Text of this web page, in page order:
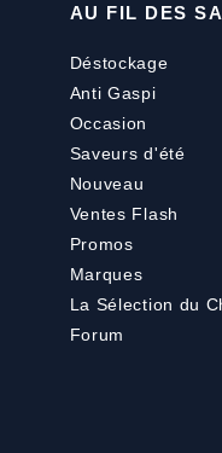
AU FIL DES
Déstockage
Anti Gaspi
Occasion
Saveurs d'été
Nouveau
Ventes Flash
Promos
Marques
La Sélection du
Forum